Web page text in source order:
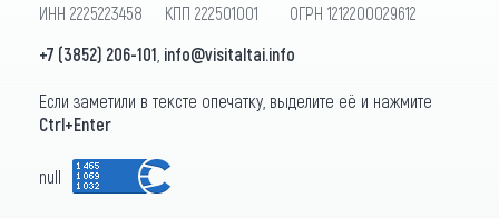
ИНН 2225223458 КПП 222501001 ОГРН 1212200029612
+7 (3852) 206-101 info@visitaltai.info
Если заметили в тексте опечатку, выделите её и нажмите
Ctrl+Enter
null